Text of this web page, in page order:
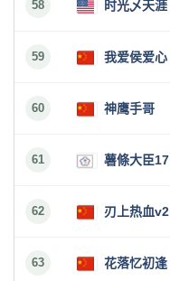
58 时光乄天涯
59 我爱侯爱心
60 神鹰手哥
61 薯條大臣17
62 刃上热血v2
63 花落忆初逢